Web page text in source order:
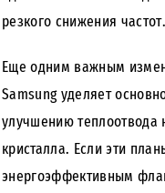
резкого снижения частот.
Еще одним важным
Samsung уделяет
улучшению теплоотвода
кристалла. Если эти
энергоэффективным